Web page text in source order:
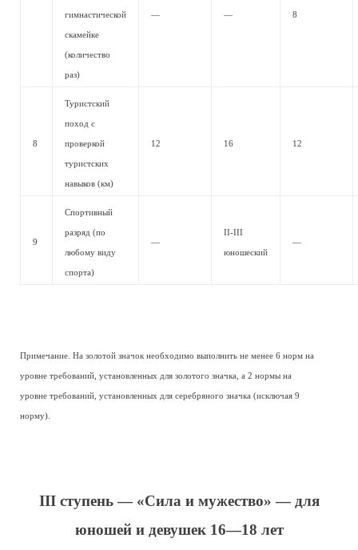
гимнастической
скамейке
(количество
раз)
— — 8
8
Туристский
поход с
проверкой
туристских
навыков (км)
12 16 12
9
Спортивный
разряд (по
любому виду
спорта)
—
II-III
юношеский
—
Примечание. На золотой значок необходимо выполнить не менее 6 норм на
уровне требований, установленных для золотого значка, а 2 нормы на
уровне требований, установленных для серебряного значка (исключая 9
норму).
III ступень — «Сила и мужество» — для
юношей и девушек 16—18 лет